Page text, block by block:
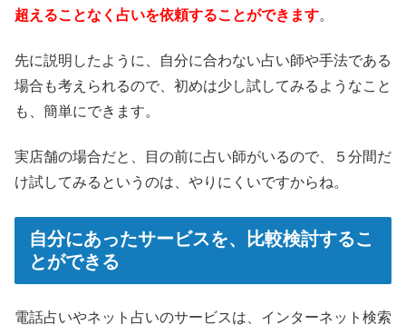
超えることなく占いを依頼することができます。
先に説明したように、自分に合わない占い師や手法である
場合も考えられるので、初めは少し試してみるようなこと
も、簡単にできます。
実店舗の場合だと、目の前に占い師がいるので、５分間だ
け試してみるというのは、やりにくいですからね。
自分にあったサービスを、比較検討するこ
とができる
電話占いやネット占いのサービスは、インターネット検索